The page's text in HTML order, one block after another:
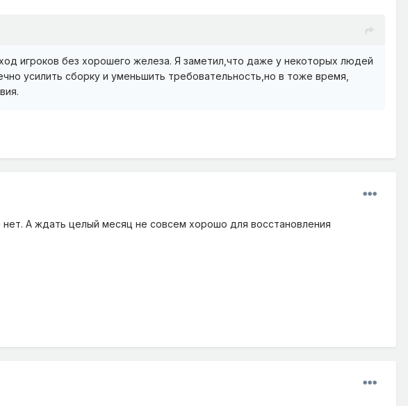
игроков без хорошего железа. Я заметил,что даже у некоторых людей
усилить сборку и уменьшить требовательность,но в тоже время,
А ждать целый месяц не совсем хорошо для восстановления